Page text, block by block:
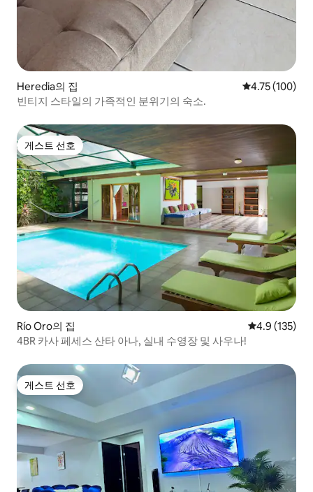
Heredia의 집 평점 4.75점(5
4.75 (100)
빈티지 스타일의 가족적인 분위기의 숙소.
게스트 선호
게스트 선호
Río Oro의 집 평점 4.9점(5
4.9 (135)
4BR 카사 페세스 산타 아나, 실내 수영장 및 사우나!
게스트 선호
게스트 선호